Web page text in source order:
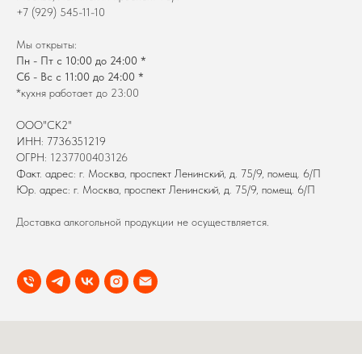
+7 (929) 545-11-10
Мы открыты:
Пн - Пт с 10:00 до 24:00 *
Сб - Вс с 11:00 до 24:00 *
*кухня работает до 23:00
ООО"СК2"
ИНН: 7736351219
ОГРН: 1237700403126
Факт. адрес: г. Москва, проспект Ленинский, д. 75/9, помещ. 6/П
Юр. адрес: г. Москва, проспект Ленинский, д. 75/9, помещ. 6/П
Доставка алкогольной продукции не осуществляется.